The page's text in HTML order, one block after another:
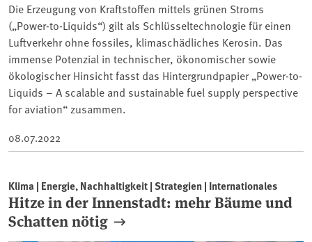
Die Erzeugung von Kraftstoffen mittels grünen Stroms
(„Power-to-Liquids“) gilt als Schlüsseltechnologie für einen
Luftverkehr ohne fossiles, klimaschädliches Kerosin. Das
immense Potenzial in technischer, ökonomischer sowie
ökologischer Hinsicht fasst das Hintergrundpapier „Power-to-
Liquids – A scalable and sustainable fuel supply perspective
for aviation“ zusammen.
08.07.2022
Klima | Energie, Nachhaltigkeit | Strategien | Internationales
Hitze in der Innenstadt: mehr Bäume und
Schatten nötig